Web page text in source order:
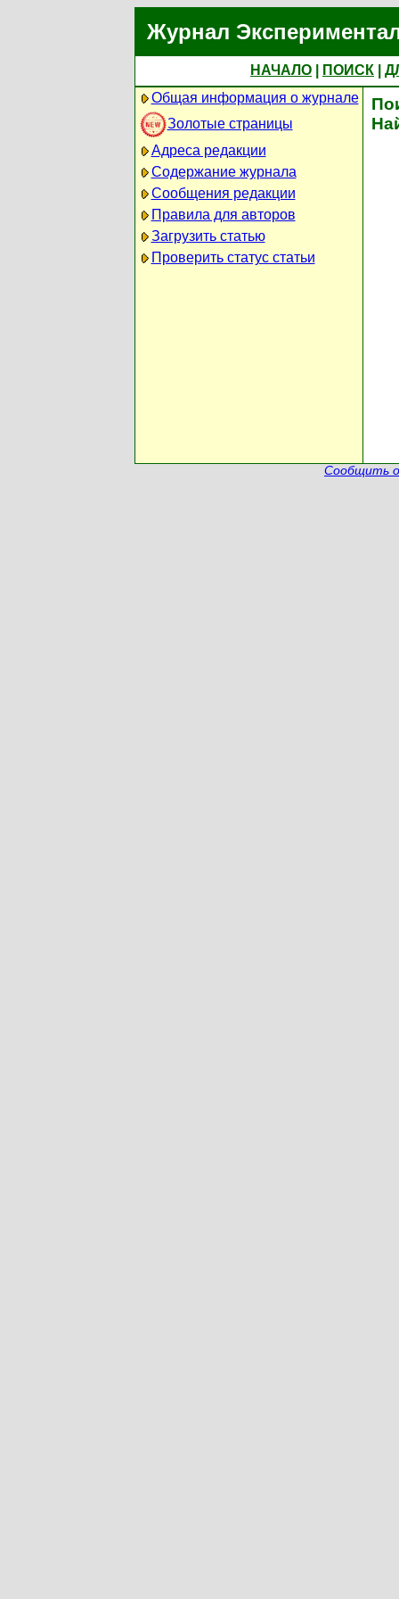
Журнал
НАЧАЛО ПОИСК
Общая информация о журнале
Золотые страницы
Адреса редакции
Содержание журнала
Сообщения редакции
Правила для авторов
Загрузить статью
Проверить статус статьи
Сообщить о